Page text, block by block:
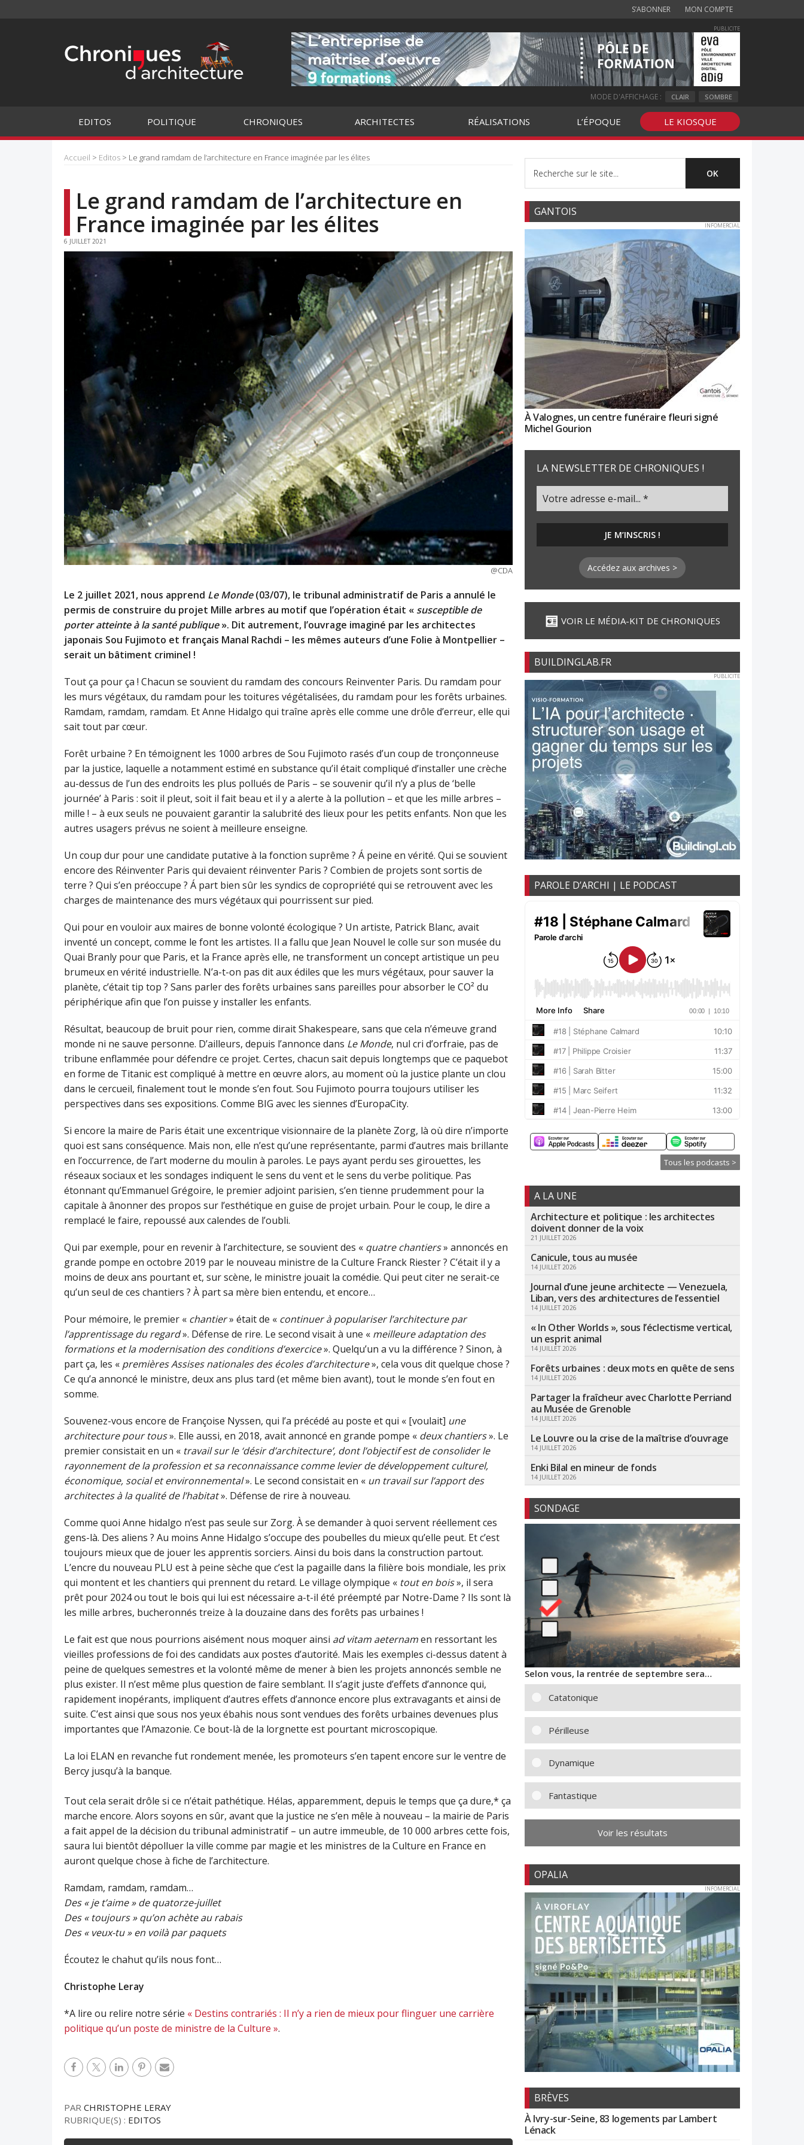
S’ABONNER MON COMPTE
PUBLICITE
MODE D'AFFICHAGE : CLAIR SOMBRE
EDITOS POLITIQUE CHRONIQUES ARCHITECTES RÉALISATIONS L’ÉPOQUE LE KIOSQUE
Accueil > Editos > Le grand ramdam de l’architecture en France imaginée par les élites
Le grand ramdam de l’architecture en
France imaginée par les élites
6 JUILLET 2021
@CDA
Le 2 juillet 2021, nous apprend Le Monde(03/07), le tribunal administratif de Paris a annulé le
permis de construire du projet Mille arbres au motif que l’opération était « susceptible de
porter atteinte à la santé publique». Dit autrement, l’ouvrage imaginé par les architectes
japonais Sou Fujimoto et français Manal Rachdi – les mêmes auteurs d’une Folie à Montpellier –
serait un bâtiment criminel !
Tout ça pour ça ! Chacun se souvient du ramdam des concours Reinventer Paris. Du ramdam pour
les murs végétaux, du ramdam pour les toitures végétalisées, du ramdam pour les forêts urbaines.
Ramdam, ramdam, ramdam. Et Anne Hidalgo qui traîne après elle comme une drôle d’erreur, elle qui
sait tout par cœur.
Forêt urbaine ? En témoignent les 1000 arbres de Sou Fujimoto rasés d’un coup de tronçonneuse
par la justice, laquelle a notamment estimé en substance qu’il était compliqué d’installer une crèche
au-dessus de l’un des endroits les plus pollués de Paris – se souvenir qu’il n’y a plus de ‘belle
journée’ à Paris : soit il pleut, soit il fait beau et il y a alerte à la pollution – et que les mille arbres –
mille ! – à eux seuls ne pouvaient garantir la salubrité des lieux pour les petits enfants. Non que les
autres usagers prévus ne soient à meilleure enseigne.
Un coup dur pour une candidate putative à la fonction suprême ? Á peine en vérité. Qui se souvient
encore des Réinventer Paris qui devaient réinventer Paris ? Combien de projets sont sortis de
terre ? Qui s’en préoccupe ? Á part bien sûr les syndics de copropriété qui se retrouvent avec les
charges de maintenance des murs végétaux qui pourrissent sur pied.
Qui pour en vouloir aux maires de bonne volonté écologique ? Un artiste, Patrick Blanc, avait
inventé un concept, comme le font les artistes. Il a fallu que Jean Nouvel le colle sur son musée du
Quai Branly pour que Paris, et la France après elle, ne transforment un concept artistique un peu
brumeux en vérité industrielle. N’a-t-on pas dit aux édiles que les murs végétaux, pour sauver la
planète, c’était tip top ? Sans parler des forêts urbaines sans pareilles pour absorber le CO² du
périphérique afin que l’on puisse y installer les enfants.
Résultat, beaucoup de bruit pour rien, comme dirait Shakespeare, sans que cela n’émeuve grand
monde ni ne sauve personne. D’ailleurs, depuis l’annonce dans Le Monde, nul cri d’orfraie, pas de
tribune enflammée pour défendre ce projet. Certes, chacun sait depuis longtemps que ce paquebot
en forme de Titanic est compliqué à mettre en œuvre alors, au moment où la justice plante un clou
dans le cercueil, finalement tout le monde s’en fout. Sou Fujimoto pourra toujours utiliser les
perspectives dans ses expositions. Comme BIG avec les siennes d’EuropaCity.
Si encore la maire de Paris était une excentrique visionnaire de la planète Zorg, là où dire n’importe
quoi est sans conséquence. Mais non, elle n’est qu’une représentante, parmi d’autres mais brillante
en l’occurrence, de l’art moderne du moulin à paroles. Le pays ayant perdu ses girouettes, les
réseaux sociaux et les sondages indiquent le sens du vent et le sens du verbe politique. Pas
étonnant qu’Emmanuel Grégoire, le premier adjoint parisien, s’en tienne prudemment pour la
capitale à ânonner des propos sur l’esthétique en guise de projet urbain. Pour le coup, le dire a
remplacé le faire, repoussé aux calendes de l’oubli.
Qui par exemple, pour en revenir à l’architecture, se souvient des « quatre chantiers» annoncés en
grande pompe en octobre 2019 par le nouveau ministre de la Culture Franck Riester ? C’était il y a
moins de deux ans pourtant et, sur scène, le ministre jouait la comédie. Qui peut citer ne serait-ce
qu’un seul de ces chantiers ? À part sa mère bien entendu, et encore…
Pour mémoire, le premier « chantier» était de « continuer à populariser l’architecture par
l’apprentissage du regard». Défense de rire. Le second visait à une « meilleure adaptation des
formations et la modernisation des conditions d’exercice». Quelqu’un a vu la différence ? Sinon, à
part ça, les « premières Assises nationales des écoles d’architecture», cela vous dit quelque chose ?
Ce qu’a annoncé le ministre, deux ans plus tard (et même bien avant), tout le monde s’en fout en
somme.
Souvenez-vous encore de Françoise Nyssen, qui l’a précédé au poste et qui « [voulait] une
architecture pour tous». Elle aussi, en 2018, avait annoncé en grande pompe « deux chantiers». Le
premier consistait en un « travail sur le ‘désir d’architecture’, dont l’objectif est de consolider le
rayonnement de la profession et sa reconnaissance comme levier de développement culturel,
économique, social et environnemental». Le second consistait en « un travail sur l’apport des
architectes à la qualité de l’habitat». Défense de rire à nouveau.
Comme quoi Anne hidalgo n’est pas seule sur Zorg. À se demander à quoi servent réellement ces
gens-là. Des aliens ? Au moins Anne Hidalgo s’occupe des poubelles du mieux qu’elle peut. Et c’est
toujours mieux que de jouer les apprentis sorciers. Ainsi du bois dans la construction partout.
L’encre du nouveau PLU est à peine sèche que c’est la pagaille dans la filière bois mondiale, les prix
qui montent et les chantiers qui prennent du retard. Le village olympique « tout en bois», il sera
prêt pour 2024 ou tout le bois qui lui est nécessaire a-t-il été préempté par Notre-Dame ? Ils sont là
les mille arbres, bucheronnés treize à la douzaine dans des forêts pas urbaines !
Le fait est que nous pourrions aisément nous moquer ainsi ad vitam aeternamen ressortant les
vieilles professions de foi des candidats aux postes d’autorité. Mais les exemples ci-dessus datent à
peine de quelques semestres et la volonté même de mener à bien les projets annoncés semble ne
plus exister. Il n’est même plus question de faire semblant. Il s’agit juste d’effets d’annonce qui,
rapidement inopérants, impliquent d’autres effets d’annonce encore plus extravagants et ainsi de
suite. C’est ainsi que sous nos yeux ébahis nous sont vendues des forêts urbaines devenues plus
importantes que l’Amazonie. Ce bout-là de la lorgnette est pourtant microscopique.
La loi ELAN en revanche fut rondement menée, les promoteurs s’en tapent encore sur le ventre de
Bercy jusqu’à la banque.
Tout cela serait drôle si ce n’était pathétique. Hélas, apparemment, depuis le temps que ça dure,* ça
marche encore. Alors soyons en sûr, avant que la justice ne s’en mêle à nouveau – la mairie de Paris
a fait appel de la décision du tribunal administratif – un autre immeuble, de 10 000 arbres cette fois,
saura lui bientôt dépolluer la ville comme par magie et les ministres de la Culture en France en
auront quelque chose à fiche de l’architecture.
Ramdam, ramdam, ramdam…
Des « je t’aime » de quatorze-juillet
Des « toujours » qu’on achète au rabais
Des « veux-tu » en voilà par paquets
Écoutez le chahut qu’ils nous font…
Christophe Leray
*A lire ou relire notre série « Destins contrariés : Il n’y a rien de mieux pour flinguer une carrière
politique qu’un poste de ministre de la Culture ».
PAR CHRISTOPHE LERAY
RUBRIQUE(S) : EDITOS
GANTOIS
INFOMERCIAL
À Valognes, un centre funéraire fleuri signé
Michel Gourion
LA NEWSLETTER DE CHRONIQUES !
Accédez aux archives >
VOIR LE MÉDIA-KIT DE CHRONIQUES
BUILDINGLAB.FR
PUBLICITE
PAROLE D’ARCHI | LE PODCAST
Tous les podcasts >
A LA UNE
Architecture et politique : les architectes
doivent donner de la voix
21 JUILLET 2026
Canicule, tous au musée
14 JUILLET 2026
Journal d’une jeune architecte — Venezuela,
Liban, vers des architectures de l’essentiel
14 JUILLET 2026
« In Other Worlds », sous l’éclectisme vertical,
un esprit animal
14 JUILLET 2026
Forêts urbaines : deux mots en quête de sens
14 JUILLET 2026
Partager la fraîcheur avec Charlotte Perriand
au Musée de Grenoble
14 JUILLET 2026
Le Louvre ou la crise de la maîtrise d’ouvrage
14 JUILLET 2026
Enki Bilal en mineur de fonds
14 JUILLET 2026
SONDAGE
Selon vous, la rentrée de septembre sera…
Catatonique
Périlleuse
Dynamique
Fantastique
Voir les résultats
OPALIA
INFOMERCIAL
BRÈVES
À Ivry-sur-Seine, 83 logements par Lambert
Lénack